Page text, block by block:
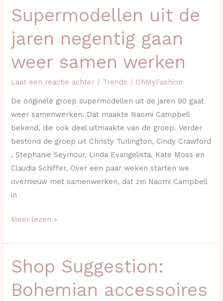
Supermodellen uit de
jaren negentig gaan
weer samen werken
Laat een reactie achter / Trends / OhMyFashion
De originele groep supermodellen uit de jaren 90 gaat
weer samenwerken. Dat maakte Naomi Campbell
bekend, die ook deel uitmaakte van de groep. Verder
bestond de groep uit Christy Turlington, Cindy Crawford
, Stephanie Seymour, Linda Evangelista, Kate Moss en
Claudia Schiffer. Over een paar weken starten we
overnieuw met samenwerken, dat zei Naomi Campbell
in
Supermodellen
de
negentig
gaan
samen
Meer lezen »
Shop Suggestion:
Bohemian accessoires
Shop
Suggestion:
Bohemian